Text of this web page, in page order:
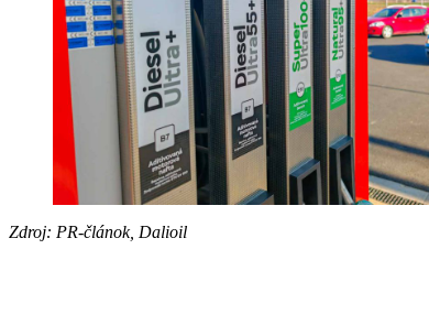
Zdroj: PR-článok, Dalioil